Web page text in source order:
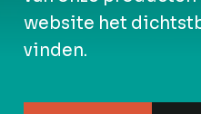
website het
vinden.